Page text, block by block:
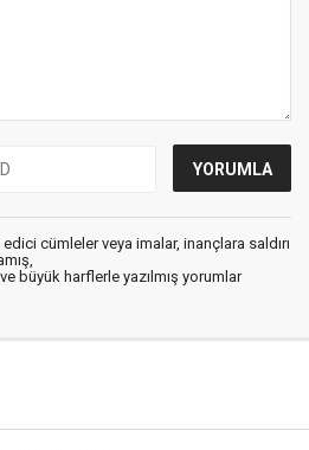
cümleler veya imalar, inançlara saldırı
büyük harflerle yazılmış yorumlar